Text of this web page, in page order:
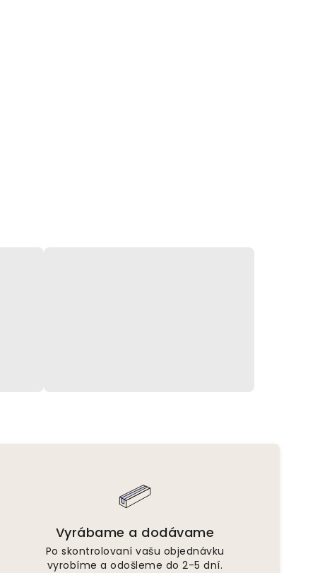
Vyrábame a dodávame
Po skontrolovaní vašu objednávku
vyrobíme a odošleme do 2-5 dní.